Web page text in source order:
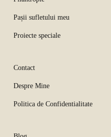
Pașii sufletului meu
Proiecte speciale
Contact
Despre Mine
Politica de Confidentialitate